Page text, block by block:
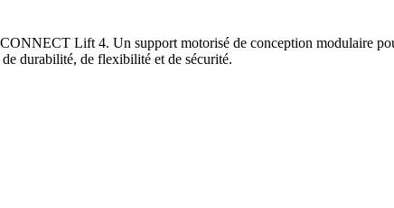
Lift 4. Un support motorisé de conception modulaire
durabilité, de flexibilité et de sécurité.